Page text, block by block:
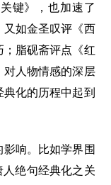
键》，也加速了
如金圣叹评《西
脂砚斋评点《红
人物情感的深层
化的历程中起到
响。比如学界围
人绝句经典化之关